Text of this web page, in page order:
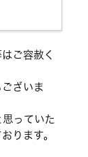
ご容赦く
ざいま
っていた
ります。